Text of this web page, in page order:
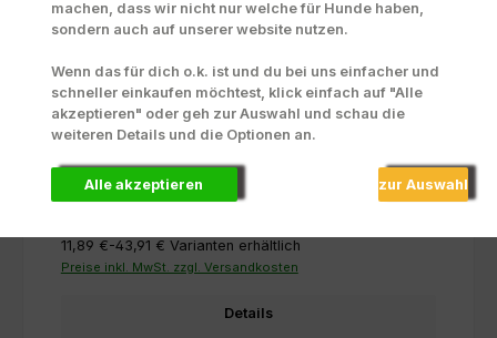
Lumpis Fleischmenü
Inhalt:0.6 Kilo(1,98 € / 0.1 Kilo)
11,89 €-43,91 € Varianten erhältlich
Preise inkl. MwSt. zzgl. Versandkosten
Details
machen, dass wir nicht nur welche für Hunde haben,
sondern auch auf unserer website nutzen.
Wenn das für dich o.k. ist und du bei uns einfacher und
schneller einkaufen möchtest, klick einfach auf "Alle
akzeptieren" oder geh zur Auswahl und schau die
weiteren Details und die Optionen an.
Alle akzeptieren zur Auswahl